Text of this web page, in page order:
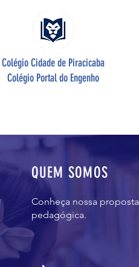
Colégio Cidade de Piracicaba
Colégio Portal do Engenho
QUEM SOMOS
Conheça nossa proposta
pedagógica.